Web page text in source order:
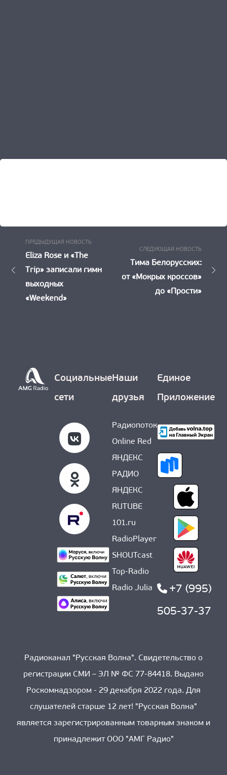
Навигация
записям
ПРЕДЫДУЩАЯ НОВОСТЬПредыдущая
Eliza Rose и «The
Trip» записали гимн
выходных
«Weekend»
СЛЕДУЮЩАЯ НОВОСТЬ
Тима Белорусских:
от «Мокрых кроссов»
до «Прости»
Социальные
сети
Наши
друзья
Радиопоток
Online Red
ЯНДЕКС
РАДИО
ЯНДЕКС
RUTUBE
101.ru
RadioPlayer
SHOUTcast
Top-Radio
Radio Julia
Единое
Приложение
+7 (995)
505-37-37
Радиоканал "Русская Волна". Свидетельство о
регистрации СМИ – ЭЛ № ФС 77-84418. Выдано
Роскомнадзором - 29 декабря 2022 года. Для
слушателей старше 12 лет! "Русская Волна"
является зарегистрированным товарным знаком и
принадлежит ООО "АМГ Радио"